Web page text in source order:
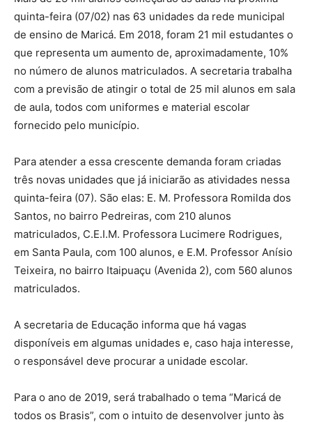
quinta-feira (07/02) nas 63 unidades da rede municipal
de ensino de Maricá. Em 2018, foram 21 mil estudantes o
que representa um aumento de, aproximadamente, 10%
no número de alunos matriculados. A secretaria trabalha
com a previsão de atingir o total de 25 mil alunos em sala
de aula, todos com uniformes e material escolar
fornecido pelo município.
Para atender a essa crescente demanda foram criadas
três novas unidades que já iniciarão as atividades nessa
quinta-feira (07). São elas: E. M. Professora Romilda dos
Santos, no bairro Pedreiras, com 210 alunos
matriculados, C.E.I.M. Professora Lucimere Rodrigues,
em Santa Paula, com 100 alunos, e E.M. Professor Anísio
Teixeira, no bairro Itaipuaçu (Avenida 2), com 560 alunos
matriculados.
A secretaria de Educação informa que há vagas
disponíveis em algumas unidades e, caso haja interesse,
o responsável deve procurar a unidade escolar.
Para o ano de 2019, será trabalhado o tema “Maricá de
todos os Brasis”, com o intuito de desenvolver junto às